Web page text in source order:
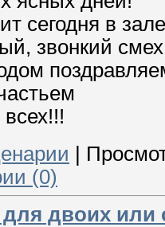
сегодня в зале
звонкий
|
(0)
двоих или